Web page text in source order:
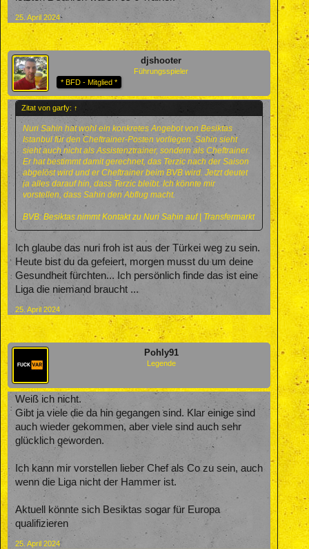
25. April 2024
djshooter
Führungsspieler
* BFD - Mitglied *
Zitat von garfy: ↑
Nuri Sahin hat wohl ein konkretes Angebot von Besiktas
Istanbul für den Cheftrainer-Posten vorliegen. Sahin sieht
sieht auch nicht als Assistenztrainer, sondern als Cheftrainer.
Er hat bestimmt damit gerechnet, das Terzic nach der Saison
abgelöst wird und er Cheftrainer beim BVB wird. Jetzt deutet
ja alles darauf hin, dass Terzic bleibt. Ich könnte mir
vorstellen, dass Sahin den Abflug macht.
BVB: Besiktas nimmt Kontakt zu Nuri Sahin auf | Transfermarkt
Ich glaube das nuri froh ist aus der Türkei weg zu sein.
Heute bist du da gefeiert, morgen musst du um deine
Gesundheit fürchten... Ich persönlich finde das ist eine
Liga die niemand braucht ...
25. April 2024
Pohly91
Legende
Weiß ich nicht.
Gibt ja viele die da hin gegangen sind. Klar einige sind
auch wieder gekommen, aber viele sind auch sehr
glücklich geworden.
Ich kann mir vorstellen lieber Chef als Co zu sein, auch
wenn die Liga nicht der Hammer ist.
Aktuell könnte sich Besiktas sogar für Europa
qualifizieren
25. April 2024